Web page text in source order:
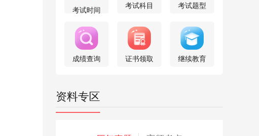
考试时间 考试科目 考试题型
成绩查询 证书领取 继续教育
资料专区